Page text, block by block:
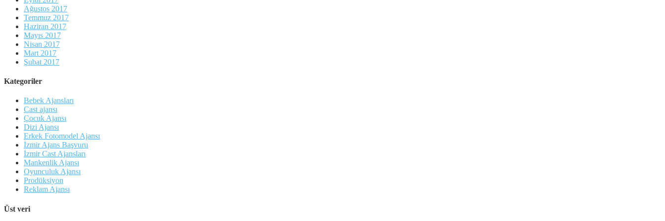
Ağustos 2017
Temmuz 2017
Haziran 2017
Mayıs 2017
Nisan 2017
Mart 2017
Şubat 2017
Kategoriler
Bebek Ajansları
Cast ajansı
Çocuk Ajansı
Dizi Ajansı
Erkek Fotomodel Ajansı
İzmir Ajans Başvuru
İzmir Cast Ajansları
Mankenlik Ajansı
Oyunculuk Ajansı
Prodüksiyon
Reklam Ajansı
Üst veri